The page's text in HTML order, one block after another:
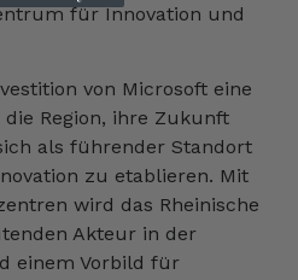
für Innovation und
von Microsoft eine
Region, ihre Zukunft
als führender Standort
zu etablieren. Mit
wird das Rheinische
Akteur in der
einem Vorbild für